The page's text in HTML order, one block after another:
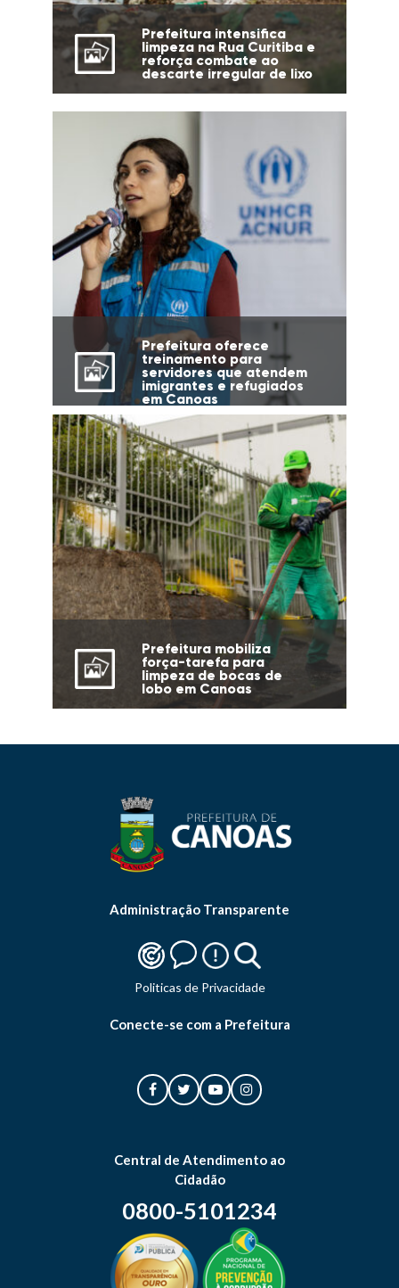
Prefeitura intensifica
limpeza na Rua Curitiba e
reforça combate ao
descarte irregular de lixo
Prefeitura oferece
treinamento para
servidores que atendem
imigrantes e refugiados
em Canoas
Prefeitura mobiliza
força-tarefa para
limpeza de bocas de
lobo em Canoas
Administração Transparente
Politicas de Privacidade
Conecte-se com a Prefeitura
Central de Atendimento ao
Cidadão
0800-5101234